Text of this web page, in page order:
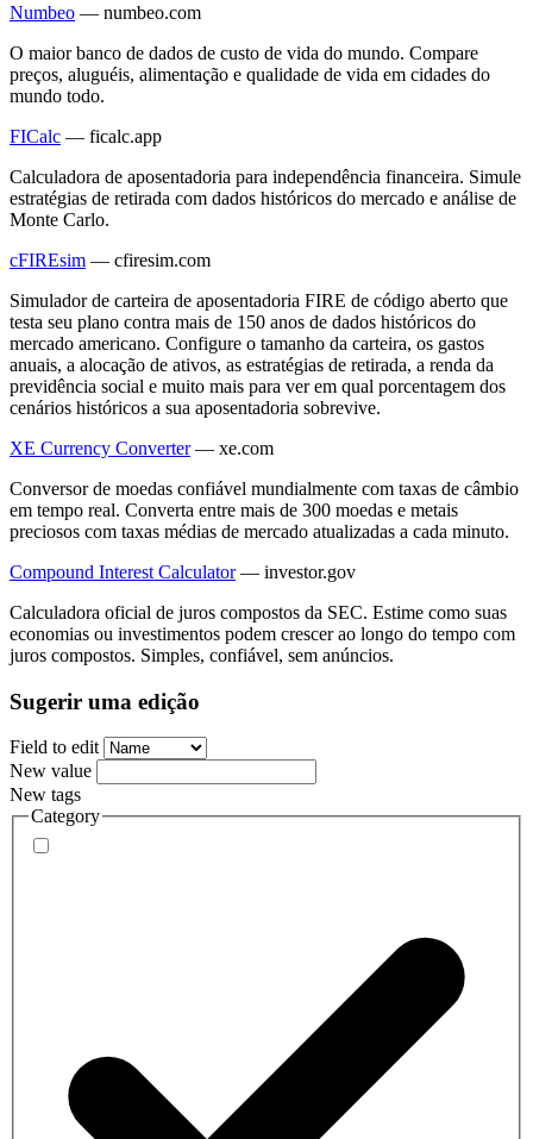
Numbeo — numbeo.com
O maior banco de dados de custo de vida do mundo. Compare
preços, aluguéis, alimentação e qualidade de vida em cidades do
mundo todo.
FICalc — ficalc.app
Calculadora de aposentadoria para independência financeira. Simule
estratégias de retirada com dados históricos do mercado e análise de
Monte Carlo.
cFIREsim — cfiresim.com
Simulador de carteira de aposentadoria FIRE de código aberto que
testa seu plano contra mais de 150 anos de dados históricos do
mercado americano. Configure o tamanho da carteira, os gastos
anuais, a alocação de ativos, as estratégias de retirada, a renda da
previdência social e muito mais para ver em qual porcentagem dos
cenários históricos a sua aposentadoria sobrevive.
XE Currency Converter — xe.com
Conversor de moedas confiável mundialmente com taxas de câmbio
em tempo real. Converta entre mais de 300 moedas e metais
preciosos com taxas médias de mercado atualizadas a cada minuto.
Compound Interest Calculator — investor.gov
Calculadora oficial de juros compostos da SEC. Estime como suas
economias ou investimentos podem crescer ao longo do tempo com
juros compostos. Simples, confiável, sem anúncios.
Sugerir uma edição
Field to edit
New value
New tags
Category